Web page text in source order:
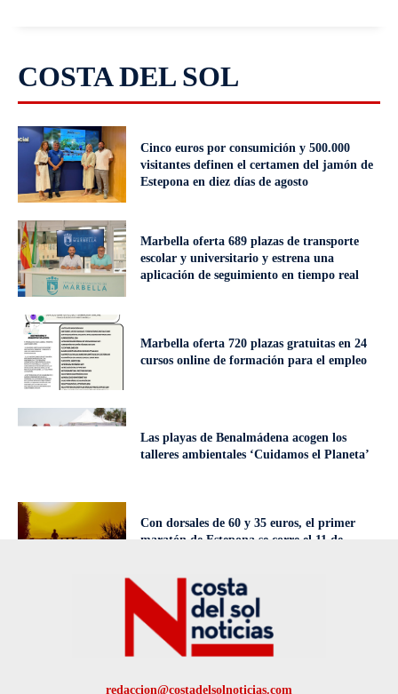
COSTA DEL SOL
Cinco euros por consumición y 500.000
visitantes definen el certamen del jamón de
Estepona en diez días de agosto
Marbella oferta 689 plazas de transporte
escolar y universitario y estrena una
aplicación de seguimiento en tiempo real
Marbella oferta 720 plazas gratuitas en 24
cursos online de formación para el empleo
Las playas de Benalmádena acogen los
talleres ambientales ‘Cuidamos el Planeta’
Con dorsales de 60 y 35 euros, el primer
maratón de Estepona se corre el 11 de
redaccion@costadelsolnoticias.com